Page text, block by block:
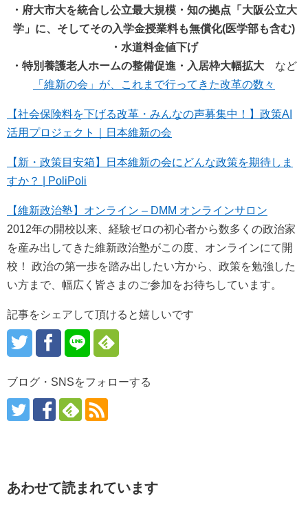
・府大市大を統合し公立最大規模・知の拠点「大阪公立大
学」に、そしてその入学金授業料も無償化(医学部も含む)
・水道料金値下げ
・特別養護老人ホームの整備促進・入居枠大幅拡大 など
「維新の会」が、これまで行ってきた改革の数々
【社会保険料を下げる改革・みんなの声募集中！】政策AI
活用プロジェクト｜日本維新の会
【新・政策目安箱】日本維新の会にどんな政策を期待しま
すか？ | PoliPoli
【維新政治塾】オンライン – DMM オンラインサロン
2012年の開校以来、経験ゼロの初心者から数多くの政治家
を産み出してきた維新政治塾がこの度、オンラインにて開
校！ 政治の第一歩を踏み出したい方から、政策を勉強した
い方まで、幅広く皆さまのご参加をお待ちしています。
記事をシェアして頂けると嬉しいです
ブログ・SNSをフォローする
あわせて読まれています